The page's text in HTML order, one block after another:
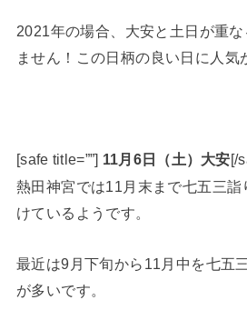
2021年の場合、大安と土日が重
ません！この日柄の良い日に人気
[safe title=””] 11月6日（土）大安[/
熱田神宮では11月末まで七五三
けているようです。
最近は9月下旬から11月中を七五
が多いです。